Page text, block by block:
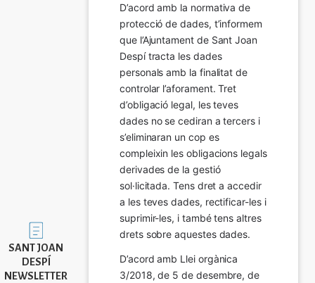
Imatge
SANT JOAN
DESPÍ
NEWSLETTER
D’acord amb la normativa de
protecció de dades, t’informem
que l’Ajuntament de Sant Joan
Despí tracta les dades
personals amb la finalitat de
controlar l’aforament. Tret
d’obligació legal, les teves
dades no se cediran a tercers i
s’eliminaran un cop es
compleixin les obligacions legals
derivades de la gestió
sol·licitada. Tens dret a accedir
a les teves dades, rectificar-les i
suprimir-les, i també tens altres
drets sobre aquestes dades.
D’acord amb Llei orgànica
3/2018, de 5 de desembre, de